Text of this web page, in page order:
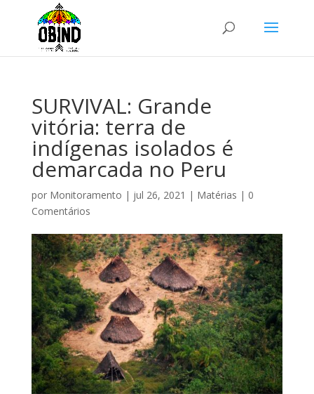
SURVIVAL: Grande
vitória: terra de
indígenas isolados é
demarcada no Peru
por Monitoramento | jul 26, 2021 | Matérias | 0
Comentários